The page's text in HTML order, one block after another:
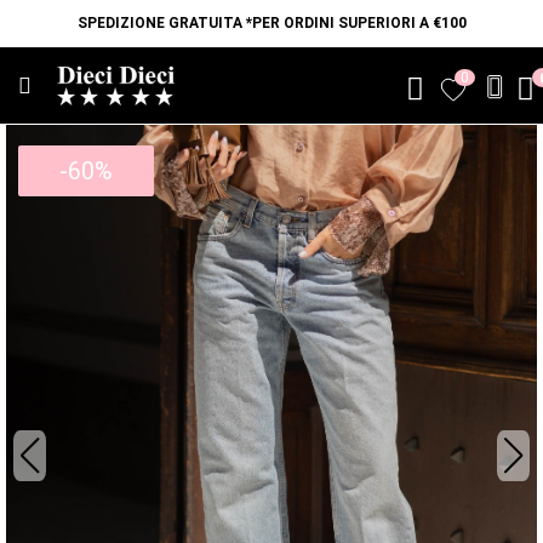
SPEDIZIONE GRATUITA *PER ORDINI SUPERIORI A €100
favorite0
-60%